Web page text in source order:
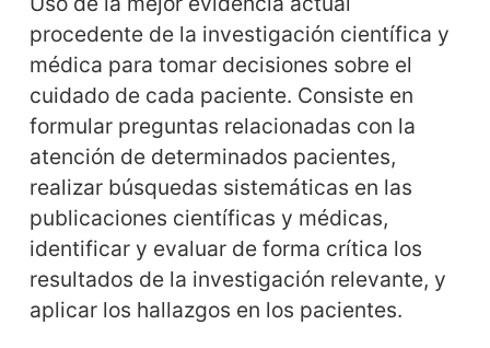
procedente de la investigación científica y
médica para tomar decisiones sobre el
cuidado de cada paciente. Consiste en
formular preguntas relacionadas con la
atención de determinados pacientes,
realizar búsquedas sistemáticas en las
publicaciones científicas y médicas,
identificar y evaluar de forma crítica los
resultados de la investigación relevante, y
aplicar los hallazgos en los pacientes.